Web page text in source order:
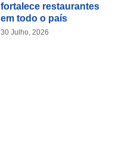
fortalece restaurantes
em todo o país
30 Julho, 2026